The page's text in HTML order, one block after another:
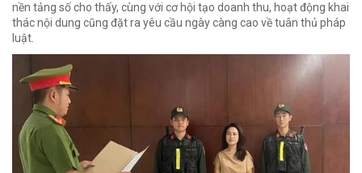
nền tảng số cho thấy, cùng với cơ hội tạo doanh thu, hoạt động khai
thác nội dung cũng đặt ra yêu cầu ngày càng cao về tuân thủ pháp
luật.